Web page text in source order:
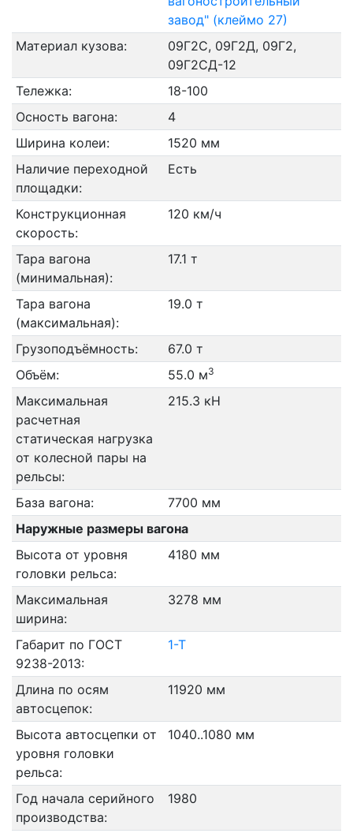
завод" (клеймо 27)
Материал кузова:
09Г2С, 09Г2Д, 09Г2,
09Г2СД-12
Тележка:
18-100
Осность вагона:
4
Ширина колеи:
1520 мм
Наличие переходной
площадки:
Есть
Конструкционная
скорость:
120 км/ч
Тара вагона
(минимальная):
17.1 т
Тара вагона
(максимальная):
19.0 т
Грузоподъёмность:
67.0 т
Объём:
55.0 м3
Максимальная
расчетная
статическая нагрузка
от колесной пары на
рельсы:
215.3 кН
База вагона:
7700 мм
Наружные размеры вагона
Высота от уровня
головки рельса:
4180 мм
Максимальная
ширина:
3278 мм
Габарит по ГОСТ
9238-2013:
1-Т
Длина по осям
автосцепок:
11920 мм
Высота автосцепки от
уровня головки
рельса:
1040..1080 мм
Год начала серийного
производства:
1980